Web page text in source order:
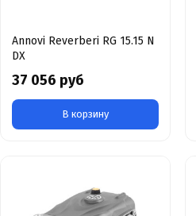
Annovi Reverberi RG 15.15 N
DX
37 056 руб
В корзину